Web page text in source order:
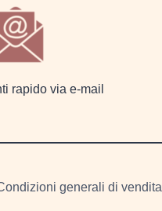
rapido via e-mail
generali di vendita